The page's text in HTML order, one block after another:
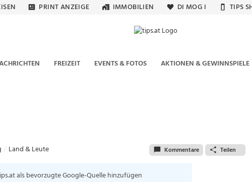
PRINT ANZEIGE IMMOBILIEN DI MOG I TIPS
FREIZEIT EVENTS & FOTOS AKTIONEN & GEWINNSPIELE
Land & Leute Kommentare Teilen
als bevorzugte Google-Quelle hinzufügen